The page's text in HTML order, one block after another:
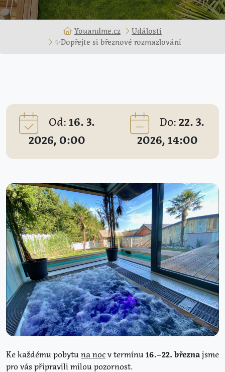
Youandme.cz
Události
✨Dopřejte si březnové rozmazlování
Od: 16. 3.
2026, 0:00
Do:22. 3.
2026, 14:00
Ke každému pobytu na nocv termínu 16.–22. března jsme
pro vás připravili milou pozornost.